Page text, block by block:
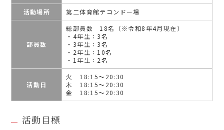
活動場所
第二体育館テコンドー場
部員数
総部員数 18名（※令和8年4月現在）
・4年生：3名
・3年生：3名
・2年生：10名
・1年生：2名
活動日
火 18:15～20:30
木 18:15～20:30
金 18:15～20:30
活動目標